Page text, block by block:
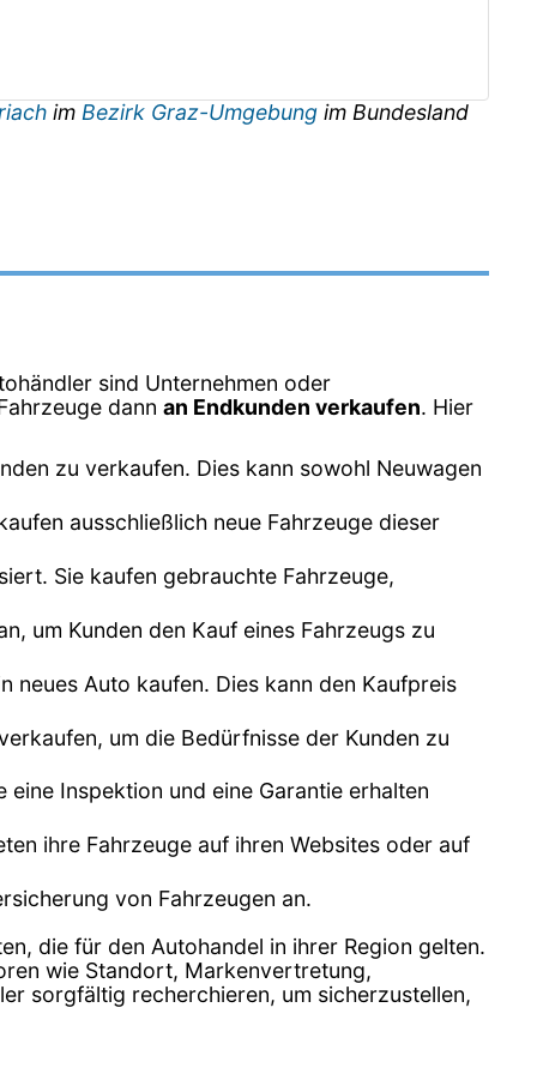
im Bezirk Graz-Umgebung im Bundesland
sind Unternehmen oder
dann an Endkunden verkaufen. Hier
zu verkaufen. Dies kann sowohl Neuwagen
ausschließlich neue Fahrzeuge dieser
Sie kaufen gebrauchte Fahrzeuge,
um Kunden den Kauf eines Fahrzeugs zu
neues Auto kaufen. Dies kann den Kaufpreis
um die Bedürfnisse der Kunden zu
Inspektion und eine Garantie erhalten
ihre Fahrzeuge auf ihren Websites oder auf
von Fahrzeugen an.
die für den Autohandel in ihrer Region gelten.
wie Standort, Markenvertretung,
sorgfältig recherchieren, um sicherzustellen,